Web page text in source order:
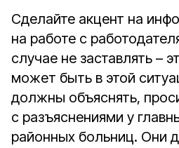
Сделайте акцент на
на работе с
случае не заставлять –
может быть в этой
должны объяснять,
с разъяснениями у
районных больниц. Они